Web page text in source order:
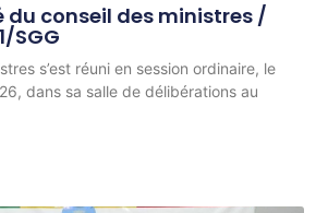
conseil des ministres /
SGG
s’est réuni en session ordinaire, le
dans sa salle de délibérations au